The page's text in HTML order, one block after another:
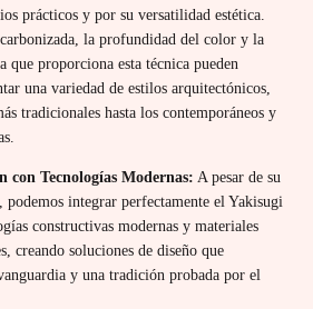
prácticos y por su versatilidad estética.
la profundidad del color y la
que proporciona esta técnica pueden
una variedad de estilos arquitectónicos,
tradicionales hasta los contemporáneos y
con Tecnologías Modernas: A pesar de su
podemos integrar perfectamente el Yakisugi
constructivas modernas y materiales
creando soluciones de diseño que
y una tradición probada por el